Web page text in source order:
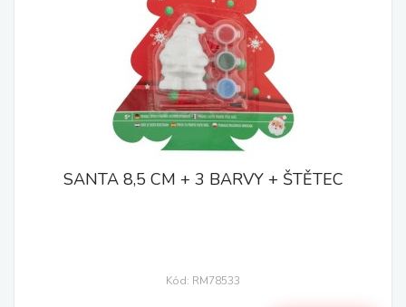
SANTA 8,5 CM + 3 BARVY + ŠTĚTEC
Kód: RM78533